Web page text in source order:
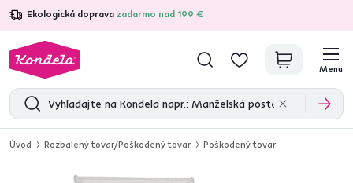
Ekologická doprava zadarmo nad 199 €
4,7 31 211overených produktových recenzií
Menu
Úvod Rozbalený tovar/Poškodený tovar Poškodený tovar